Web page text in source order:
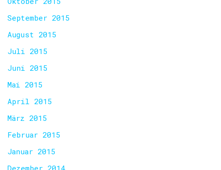
September 2015
August 2015
Juli 2015
Juni 2015
Mai 2015
April 2015
März 2015
Februar 2015
Januar 2015
Dezember 2014